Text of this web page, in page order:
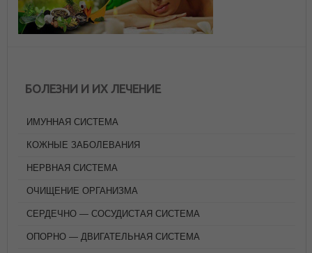
БОЛЕЗНИ И ИХ ЛЕЧЕНИЕ
ИМУННАЯ СИСТЕМА
КОЖНЫЕ ЗАБОЛЕВАНИЯ
НЕРВНАЯ СИСТЕМА
ОЧИЩЕНИЕ ОРГАНИЗМА
СЕРДЕЧНО — СОСУДИСТАЯ СИСТЕМА
ОПОРНО — ДВИГАТЕЛЬНАЯ СИСТЕМА